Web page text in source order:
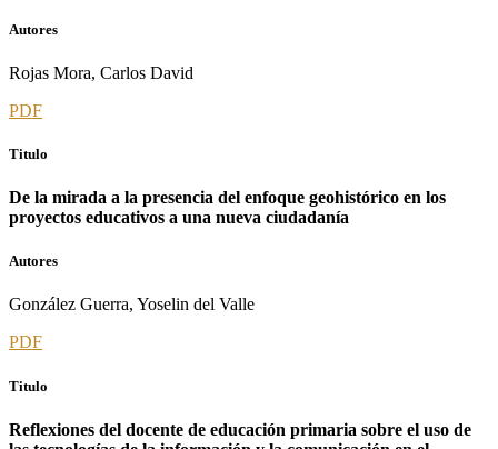
Autores
Rojas Mora, Carlos David
PDF
Titulo
De la mirada a la presencia del enfoque geohistórico en los
proyectos educativos a una nueva ciudadanía
Autores
González Guerra, Yoselin del Valle
PDF
Titulo
Reflexiones del docente de educación primaria sobre el uso de